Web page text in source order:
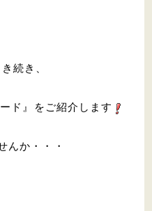
続き、
ド』をご紹介します
んか・・・